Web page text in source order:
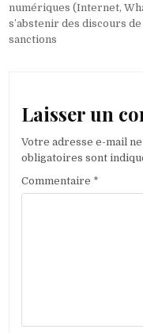
l’article
numériques (Internet,
s’abstenir des discours
sanctions
Laisser un
Votre adresse e-mail
obligatoires sont
Commentaire *